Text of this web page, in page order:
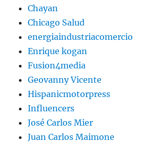
Chayan
Chicago Salud
energiaindustriacomercio
Enrique kogan
Fusion4media
Geovanny Vicente
Hispanicmotorpress
Influencers
José Carlos Mier
Juan Carlos Maimone